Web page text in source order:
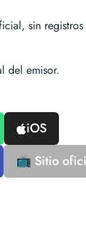
sin
del emisor.
iOS
📺 Sitio